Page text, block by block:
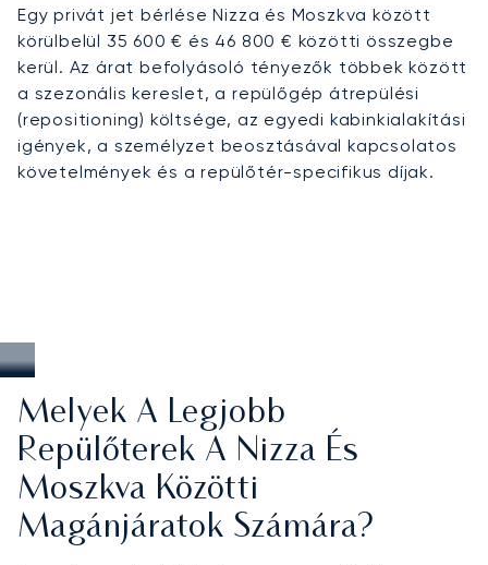
Egy privát jet bérlése Nizza és Moszkva között
körülbelül 35 600 € és 46 800 € közötti összegbe
kerül. Az árat befolyásoló tényezők többek között
a szezonális kereslet, a repülőgép átrepülési
(repositioning) költsége, az egyedi kabinkialakítási
igények, a személyzet beosztásával kapcsolatos
követelmények és a repülőtér-specifikus díjak.
Melyek A Legjobb
Repülőterek A Nizza És
Moszkva Közötti
Magánjáratok Számára?